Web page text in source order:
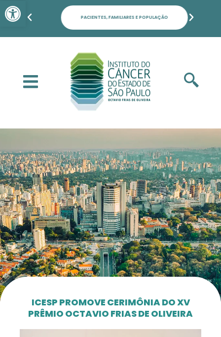
Barra de Ferramentas
PACIENTES, FAMILIARES E POPULAÇÃO
ICESP PROMOVE CERIMÔNIA DO XV
PRÊMIO OCTAVIO FRIAS DE OLIVEIRA